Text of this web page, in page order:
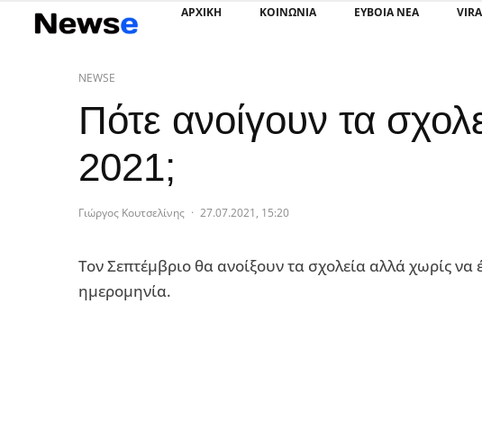
ΑΡΧΙΚΗ ΚΟΙΝΩΝΙΑ ΕΥΒΟΙΑ ΝΕΑ
NEWSE
Πότε ανοίγουν τα
2021;
Γιώργος Κουτσελίνης · 27.07.2021, 15:20
Τον Σεπτέμβριο θα ανοίξουν τα σχολεία αλλά χωρίς να
ημερομηνία.